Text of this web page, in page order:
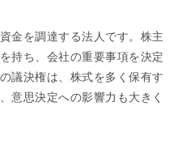
金を調達する法人です。株主
持ち、会社の重要事項を決定
議決権は、株式を多く保有す
意思決定への影響力も大きく